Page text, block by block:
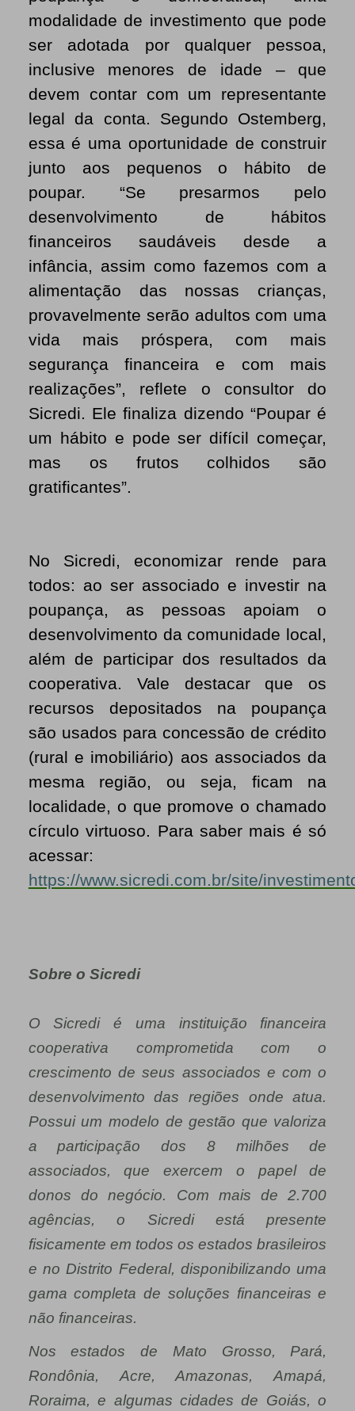
modalidade de investimento que pode
ser adotada por qualquer pessoa,
inclusive menores de idade – que
devem contar com um representante
legal da conta. Segundo Ostemberg,
essa é uma oportunidade de construir
junto aos pequenos o hábito de
poupar. “Se presarmos pelo
desenvolvimento de hábitos
financeiros saudáveis desde a
infância, assim como fazemos com a
alimentação das nossas crianças,
provavelmente serão adultos com uma
vida mais próspera, com mais
segurança financeira e com mais
realizações”, reflete o consultor do
Sicredi. Ele finaliza dizendo “Poupar é
um hábito e pode ser difícil começar,
mas os frutos colhidos são
gratificantes”.
No Sicredi, economizar rende para
todos: ao ser associado e investir na
poupança, as pessoas apoiam o
desenvolvimento da comunidade local,
além de participar dos resultados da
cooperativa. Vale destacar que os
recursos depositados na poupança
são usados para concessão de crédito
(rural e imobiliário) aos associados da
mesma região, ou seja, ficam na
localidade, o que promove o chamado
círculo virtuoso. Para saber mais é só
acessar:
https://www.sicredi.com.br/site/
Sobre o Sicredi
O Sicredi é uma instituição financeira
cooperativa comprometida com o
crescimento de seus associados e com o
desenvolvimento das regiões onde atua.
Possui um modelo de gestão que valoriza
a participação dos 8 milhões de
associados, que exercem o papel de
donos do negócio. Com mais de 2.700
agências, o Sicredi está presente
fisicamente em todos os estados brasileiros
e no Distrito Federal, disponibilizando uma
gama completa de soluções financeiras e
não financeiras.
Nos estados de Mato Grosso, Pará,
Rondônia, Acre, Amazonas, Amapá,
Roraima, e algumas cidades de Goiás, o